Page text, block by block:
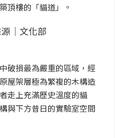
頂樓的「貓道」。
破損最為嚴重的區域，經
屋架層極為繁複的木構造
走上充滿歷史溫度的貓
與下方昔日的實驗室空間